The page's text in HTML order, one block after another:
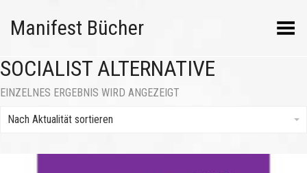
Manifest Bücher Menü umschalten
SOCIALIST ALTERNATIVE
EINZELNES ERGEBNIS WIRD ANGEZEIGT
Nach Aktualität sortieren